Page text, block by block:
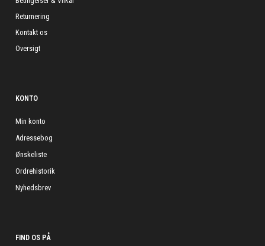
Returnering
Kontakt os
Oversigt
KONTO
Min konto
Adressebog
Ønskeliste
Ordrehistorik
Nyhedsbrev
FIND OS PÅ